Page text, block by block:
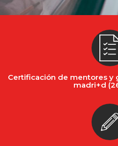
Certificación de mentores y
madri+d